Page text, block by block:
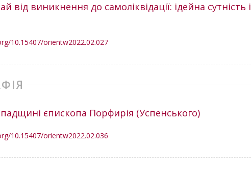
від виникнення до самоліквідації: ідейна сутність і
10.15407/orientw2022.02.027
єпископа Порфирія (Успенського)
10.15407/orientw2022.02.036